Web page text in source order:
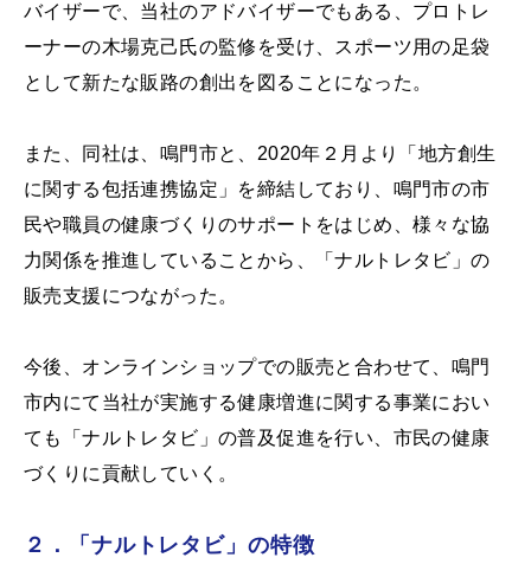
バイザーで、当社のアドバイザーでもある、プロトレ
ーナーの木場克己氏の監修を受け、スポーツ用の足袋
として新たな販路の創出を図ることになった。
また、同社は、鳴門市と、2020年２月より「地方創生
に関する包括連携協定」を締結しており、鳴門市の市
民や職員の健康づくりのサポートをはじめ、様々な協
力関係を推進していることから、「ナルトレタビ」の
販売支援につながった。
今後、オンラインショップでの販売と合わせて、鳴門
市内にて当社が実施する健康増進に関する事業におい
ても「ナルトレタビ」の普及促進を行い、市民の健康
づくりに貢献していく。
２．「ナルトレタビ」の特徴